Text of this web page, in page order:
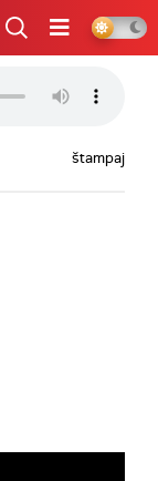
štampaj